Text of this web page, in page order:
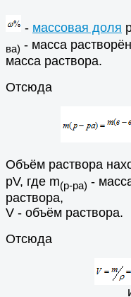
- массовая доля
ва) - масса
масса раствора.
Отсюда
Объём раствора
pV, где m(р-ра) -
раствора,
V - объём раствора.
Отсюда